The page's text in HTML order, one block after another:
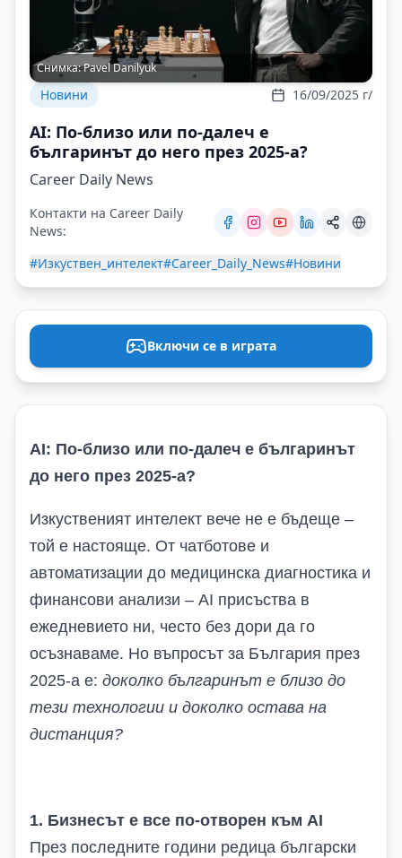
Снимка:Pavel Danilyuk
Новини 16/09/2025 г/
AI: По-близо или по-далеч е
българинът до него през 2025-а?
Career Daily News
Контакти на Career Daily
News:
#Изкуствен_интелект#Career_Daily_News#Новини
Включи се в играта
AI: По-близо или по-далеч е българинът
до него през 2025-а?
Изкуственият интелект вече не е бъдеще –
той е настояще. От чатботове и
автоматизации до медицинска диагностика и
финансови анализи – AI присъства в
ежедневието ни, често без дори да го
осъзнаваме. Но въпросът за България през
2025-а е: доколко българинът е близо до
тези технологии и доколко остава на
дистанция?
1. Бизнесът е все по-отворен към AI
През последните години редица български